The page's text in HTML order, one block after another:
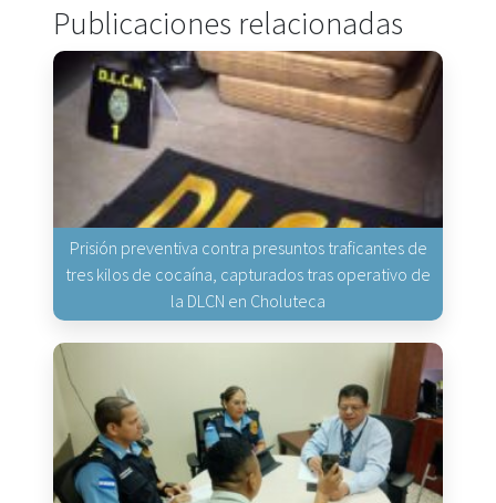
Publicaciones relacionadas
Prisión preventiva contra presuntos traficantes de
tres kilos de cocaína, capturados tras operativo de
la DLCN en Choluteca